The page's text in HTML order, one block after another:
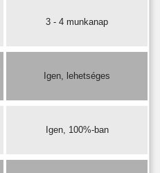
3 - 4 munkanap
Igen, lehetséges
Igen, 100%-ban